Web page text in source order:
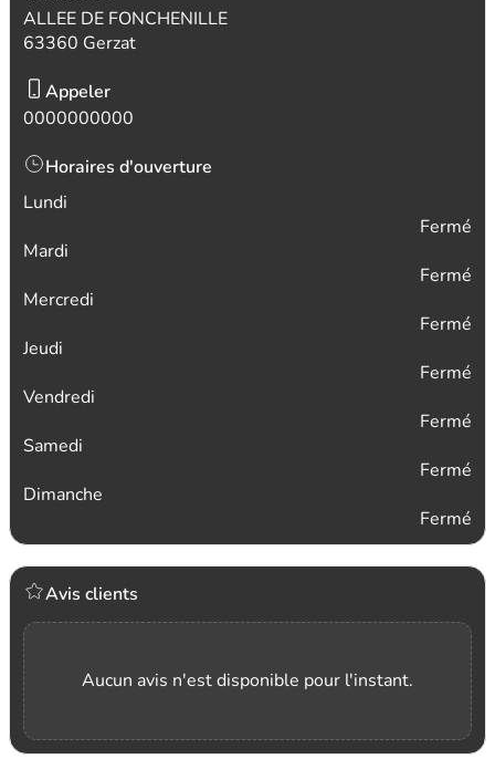
ALLEE DE FONCHENILLE
63360 Gerzat
Appeler
0000000000
Horaires d'ouverture
Lundi
Fermé
Mardi
Fermé
Mercredi
Fermé
Jeudi
Fermé
Vendredi
Fermé
Samedi
Fermé
Dimanche
Fermé
Avis clients
Aucun avis n'est disponible pour l'instant.